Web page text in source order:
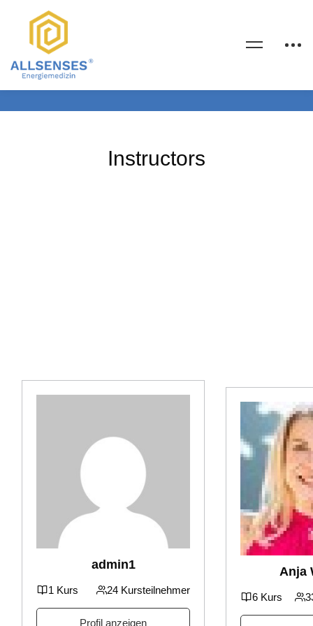
Instructors
admin1
1 Kurs 24 Kursteilnehmer
Profil anzeigen
Anja
6 Kurs